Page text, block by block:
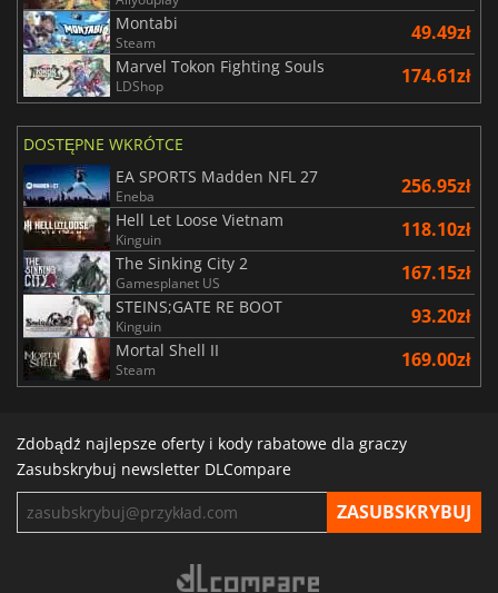
Montabi
Steam 49.49zł
Marvel Tokon Fighting Souls
LDShop 174.61zł
DOSTĘPNE WKRÓTCE
EA SPORTS Madden NFL 27
Eneba 256.95zł
Hell Let Loose Vietnam
Kinguin 118.10zł
The Sinking City 2
Gamesplanet US 167.15zł
STEINS;GATE RE BOOT
Kinguin 93.20zł
Mortal Shell II
Steam 169.00zł
Zdobądź najlepsze oferty i kody rabatowe dla graczy
Zasubskrybuj newsletter DLCompare